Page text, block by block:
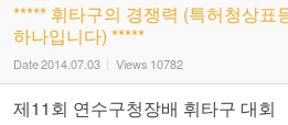
***** 휘타구의 경쟁력 (특허청상표
하나입니다) *****
Date2014.07.03 Views 10782
제11회 연수구청장배 휘타구 대회